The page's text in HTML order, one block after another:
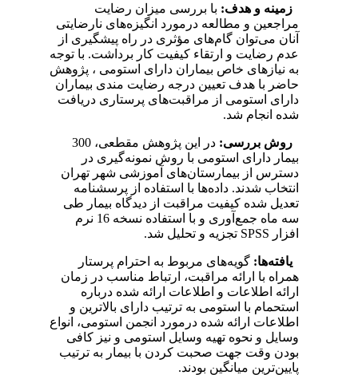
زمینه و هدف:با بررسی میزان رضایت
مراجعین و مطالعه درمورد انگیزه‌های نارضایتی
آنان می‌توان گام‌های مؤثری در راه پیشگیری از
عدم رضایت و ارتقاء کیفیت کار برداشت. با توجه
به نیازهای خاص بیماران دارای استومی ، پژوهش
حاضر با هدف تعیین درجه رضایت مندی بیماران
دارای استومی از مراقبت‌های پرستاری دریافت
شده انجام شد.
روش بررسی:
در این پژوهش مقطعی، 300
بیمار دارای استومی با روش نمونه‌گیری در
دسترس از بیمارستان‌های آموزشی شهر تهران
انتخاب شدند. داده‌ها با استفاده از پرسشنامه
تعدیل شده کیفیت مراقبت از دیدگاه بیمار طی
سه ماه جمع‌آوری و با استفاده نسخه 16 نرم
افزار SPSS تجزیه و تحلیل شد.
یافته‌ها:گویه‌های مربوط به احترام پرستار
همراه با ارائه مراقبت، ارتباط مناسب در زمان
ارائه اطلاعات و اطلاعات ارائه شده درباره
استحمام با استومی به ترتیب دارای بالاترین و
اطلاعات ارائه شده درمورد انجمن استومی، انواع
وسایل و نحوه تهیه وسایل استومی و نیز کافی
بودن وقت جهت صحبت کردن با بیمار به ترتیب
پایین‌ترین میانگین بودند.